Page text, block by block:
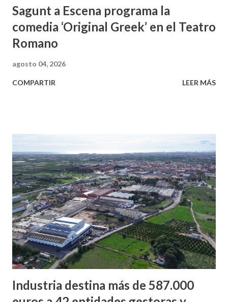
Sagunt a Escena programa la
comedia ‘Original Greek’ en el Teatro
Romano
agosto 04, 2026
COMPARTIR LEER MÁS
Industria destina más de 587.000